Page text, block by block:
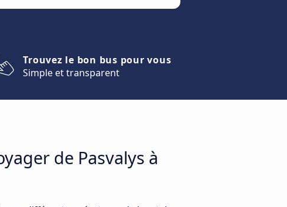
Trouvez le bon bus pour vous
Simple et transparent
de Pasvalys à